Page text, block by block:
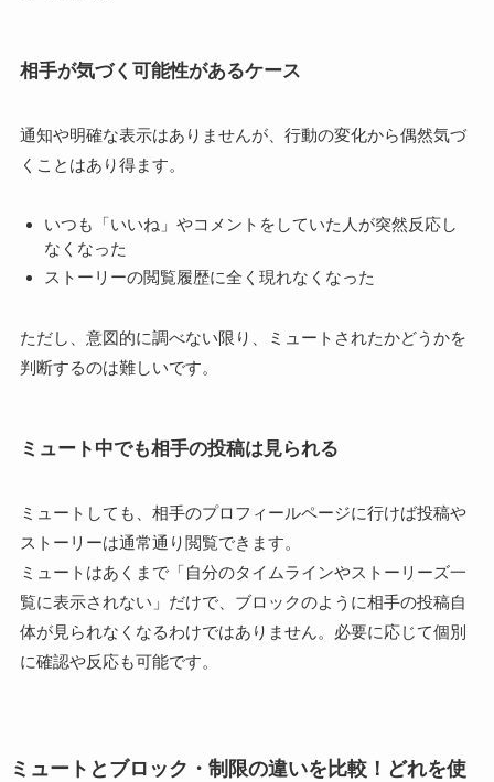
相手が気づく可能性があるケース
通知や明確な表示はありませんが、行動の変化から偶然気づ
くことはあり得ます。
いつも「いいね」やコメントをしていた人が突然反応し
なくなった
ストーリーの閲覧履歴に全く現れなくなった
ただし、意図的に調べない限り、ミュートされたかどうかを
判断するのは難しいです。
ミュート中でも相手の投稿は見られる
ミュートしても、相手のプロフィールページに行けば投稿や
ストーリーは通常通り閲覧できます。
ミュートはあくまで「自分のタイムラインやストーリーズ一
覧に表示されない」だけで、ブロックのように相手の投稿自
体が見られなくなるわけではありません。必要に応じて個別
に確認や反応も可能です。
ミュートとブロック・制限の違いを比較！どれを使